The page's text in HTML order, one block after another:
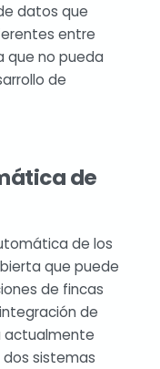
datos que
entre
que no pueda
de
de
de los
que puede
de fincas
de
actualmente
sistemas